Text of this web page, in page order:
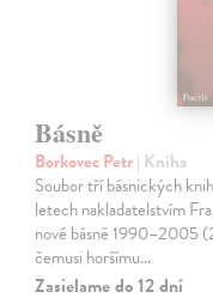
Básně
Borkovec Petr| Kniha
Soubor tří básnických
letech nakladatelstvím
nové básně 1990–2005
čemusi horšímu…
Zasielame do 12 dní